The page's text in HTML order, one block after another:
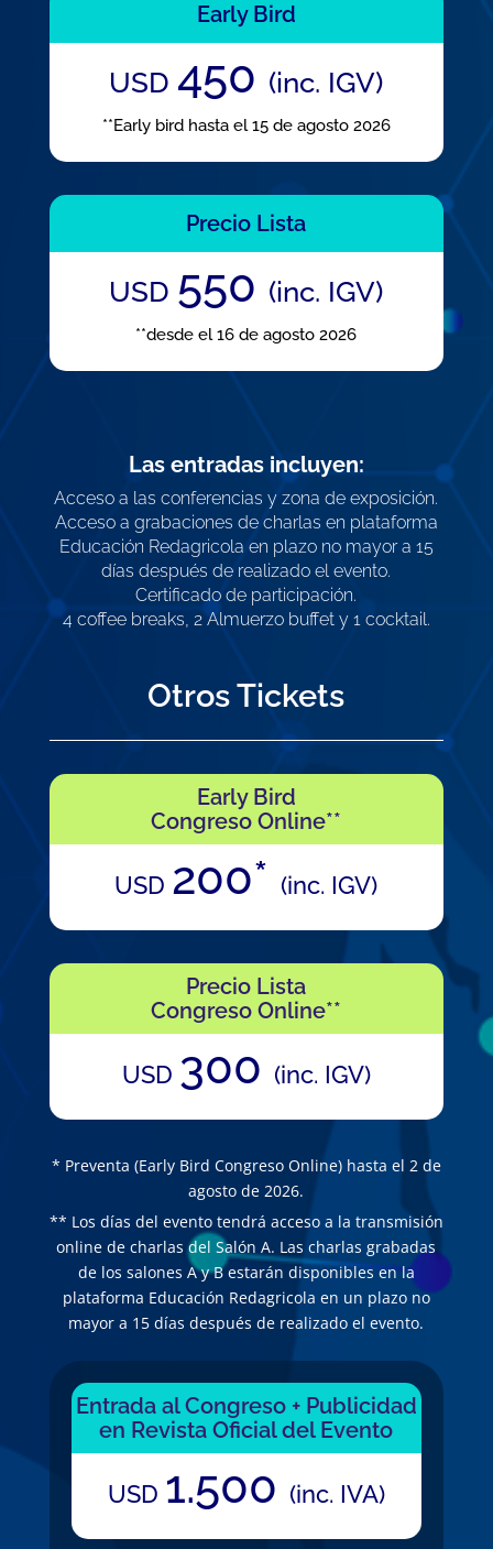
Early Bird
USD 450 (inc. IGV)
**Early bird hasta el 15 de agosto 2026
Precio Lista
USD 550 (inc. IGV)
**desde el 16 de agosto 2026
Las entradas incluyen:
Acceso a las conferencias y zona de exposición.
Acceso a grabaciones de charlas en plataforma
Educación Redagricola en plazo no mayor a 15
días después de realizado el evento.
Certificado de participación.
4 coffee breaks, 2 Almuerzo buffet y 1 cocktail.
Otros Tickets
Early Bird
Congreso Online**
USD 200* (inc. IGV)
Precio Lista
Congreso Online**
USD 300 (inc. IGV)
* Preventa (Early Bird Congreso Online) hasta el 2 de
agosto de 2026.
** Los días del evento tendrá acceso a la transmisión
online de charlas del Salón A. Las charlas grabadas
de los salones A y B estarán disponibles en la
plataforma Educación Redagricola en un plazo no
mayor a 15 días después de realizado el evento.
Entrada al Congreso + Publicidad
en Revista Oficial del Evento
USD 1.500 (inc. IVA)